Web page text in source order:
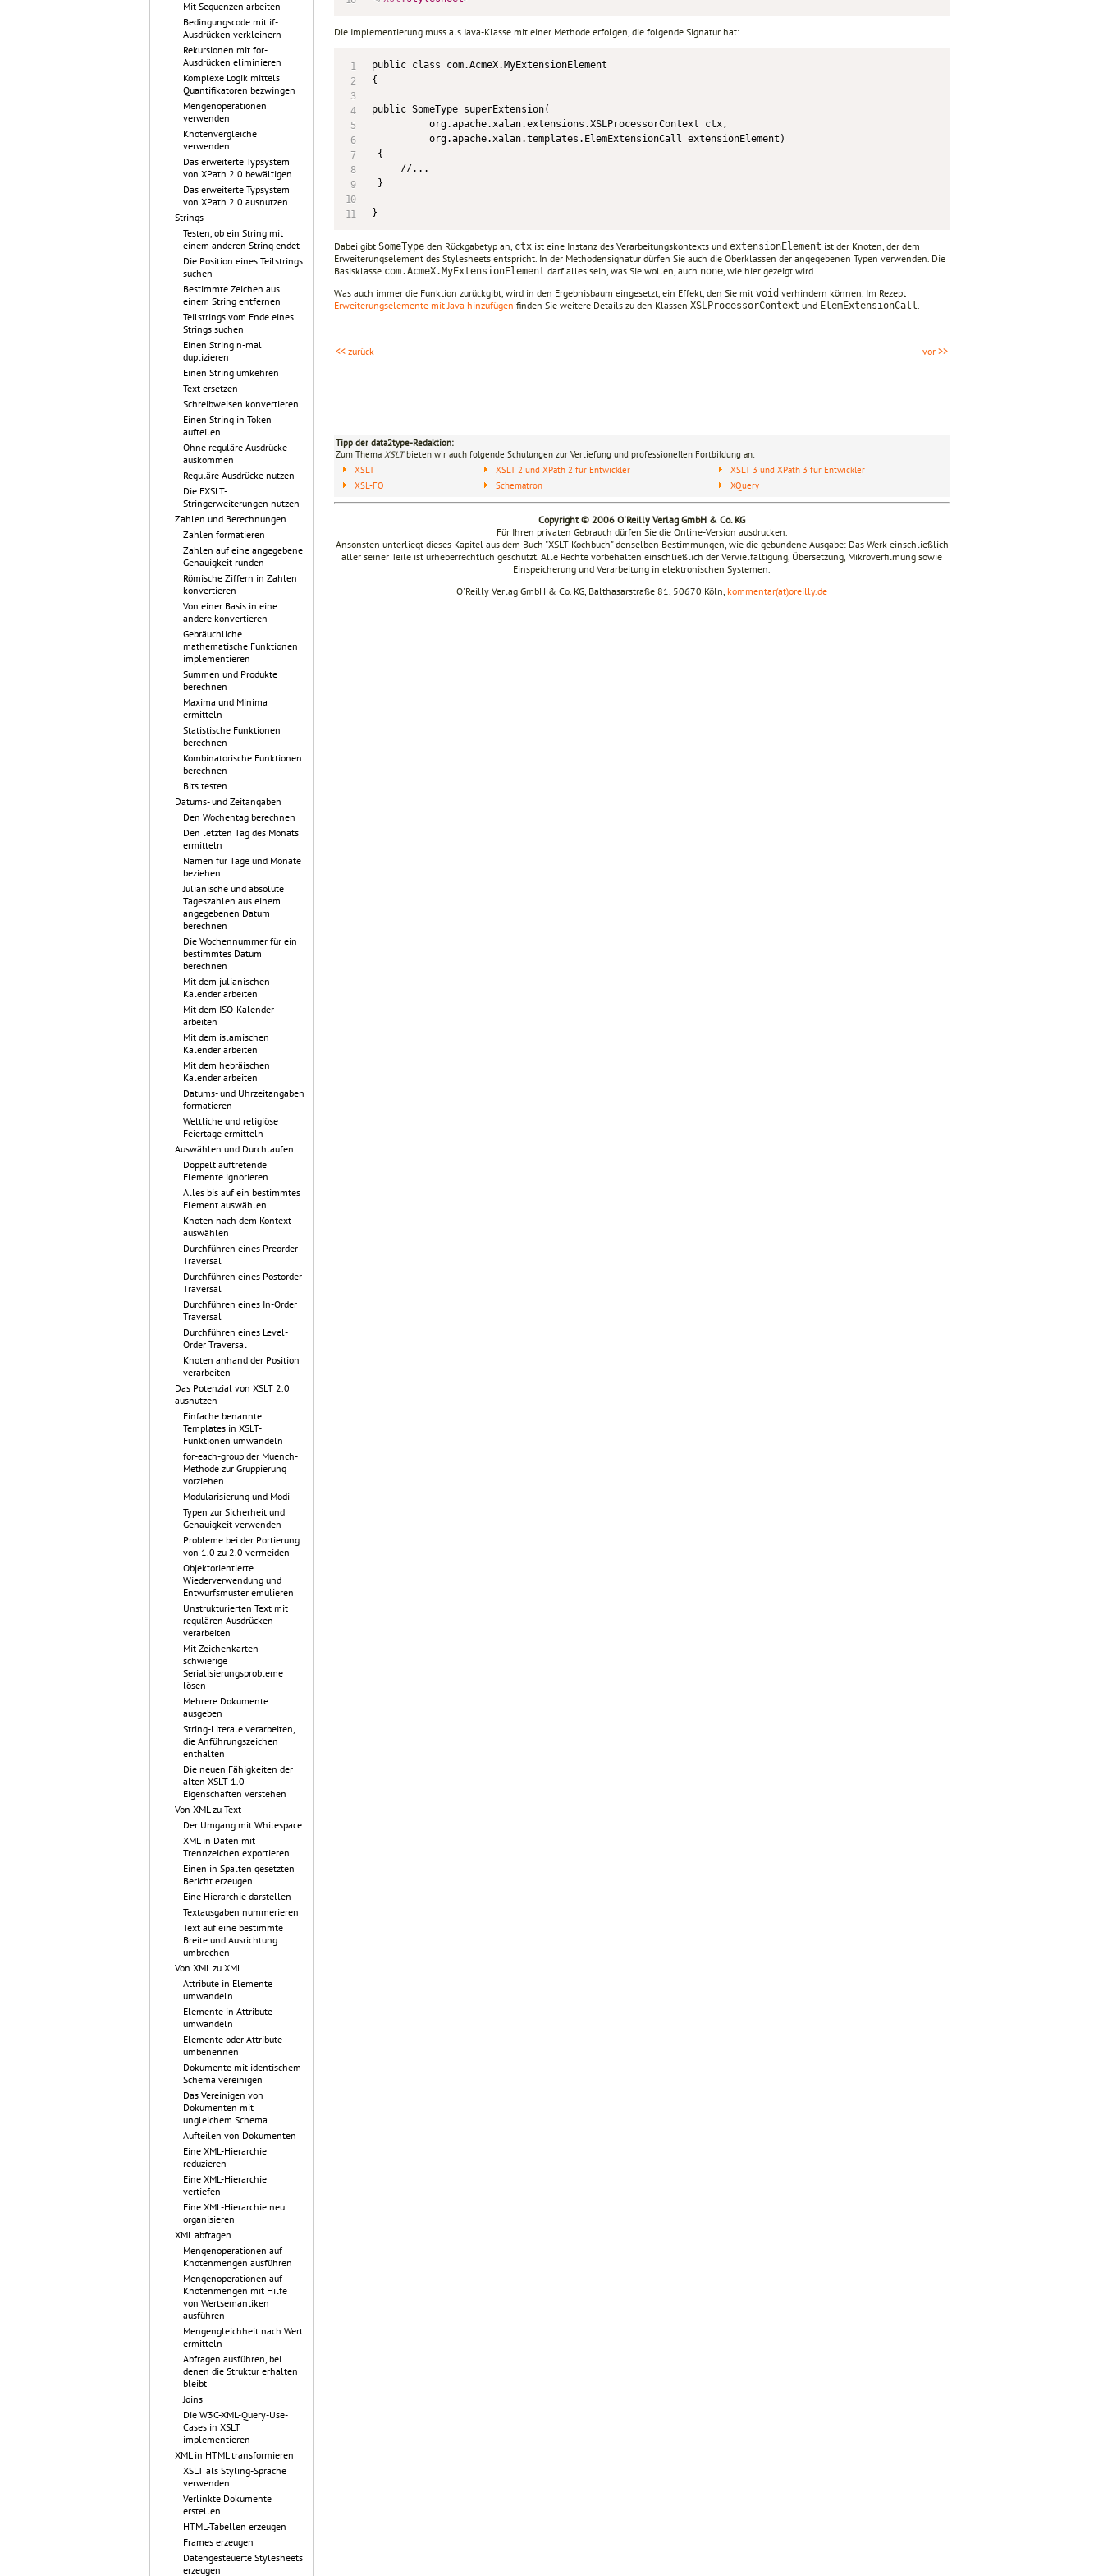
Mit Sequenzen arbeiten
Bedingungscode mit if-
Ausdrücken verkleinern
Rekursionen mit for-
Ausdrücken eliminieren
Komplexe Logik mittels
Quantifikatoren bezwingen
Mengenoperationen
verwenden
Knotenvergleiche
verwenden
Das erweiterte Typsystem
von XPath 2.0 bewältigen
Das erweiterte Typsystem
von XPath 2.0 ausnutzen
Strings
Testen, ob ein String mit
einem anderen String endet
Die Position eines Teilstrings
suchen
Bestimmte Zeichen aus
einem String entfernen
Teilstrings vom Ende eines
Strings suchen
Einen String n-mal
duplizieren
Einen String umkehren
Text ersetzen
Schreibweisen konvertieren
Einen String in Token
aufteilen
Ohne reguläre Ausdrücke
auskommen
Reguläre Ausdrücke nutzen
Die EXSLT-
Stringerweiterungen nutzen
Zahlen und Berechnungen
Zahlen formatieren
Zahlen auf eine angegebene
Genauigkeit runden
Römische Ziffern in Zahlen
konvertieren
Von einer Basis in eine
andere konvertieren
Gebräuchliche
mathematische Funktionen
implementieren
Summen und Produkte
berechnen
Maxima und Minima
ermitteln
Statistische Funktionen
berechnen
Kombinatorische Funktionen
berechnen
Bits testen
Datums- und Zeitangaben
Den Wochentag berechnen
Den letzten Tag des Monats
ermitteln
Namen für Tage und Monate
beziehen
Julianische und absolute
Tageszahlen aus einem
angegebenen Datum
berechnen
Die Wochennummer für ein
bestimmtes Datum
berechnen
Mit dem julianischen
Kalender arbeiten
Mit dem ISO-Kalender
arbeiten
Mit dem islamischen
Kalender arbeiten
Mit dem hebräischen
Kalender arbeiten
Datums- und Uhrzeitangaben
formatieren
Weltliche und religiöse
Feiertage ermitteln
Auswählen und Durchlaufen
Doppelt auftretende
Elemente ignorieren
Alles bis auf ein bestimmtes
Element auswählen
Knoten nach dem Kontext
auswählen
Durchführen eines Preorder
Traversal
Durchführen eines Postorder
Traversal
Durchführen eines In-Order
Traversal
Durchführen eines Level-
Order Traversal
Knoten anhand der Position
verarbeiten
Das Potenzial von XSLT 2.0
ausnutzen
Einfache benannte
Templates in XSLT-
Funktionen umwandeln
for-each-group der Muench-
Methode zur Gruppierung
vorziehen
Modularisierung und Modi
Typen zur Sicherheit und
Genauigkeit verwenden
Probleme bei der Portierung
von 1.0 zu 2.0 vermeiden
Objektorientierte
Wiederverwendung und
Entwurfsmuster emulieren
Unstrukturierten Text mit
regulären Ausdrücken
verarbeiten
Mit Zeichenkarten
schwierige
Serialisierungsprobleme
lösen
Mehrere Dokumente
ausgeben
String-Literale verarbeiten,
die Anführungszeichen
enthalten
Die neuen Fähigkeiten der
alten XSLT 1.0-
Eigenschaften verstehen
Von XML zu Text
Der Umgang mit Whitespace
XML in Daten mit
Trennzeichen exportieren
Einen in Spalten gesetzten
Bericht erzeugen
Eine Hierarchie darstellen
Textausgaben nummerieren
Text auf eine bestimmte
Breite und Ausrichtung
umbrechen
Von XML zu XML
Attribute in Elemente
umwandeln
Elemente in Attribute
umwandeln
Elemente oder Attribute
umbenennen
Dokumente mit identischem
Schema vereinigen
Das Vereinigen von
Dokumenten mit
ungleichem Schema
Aufteilen von Dokumenten
Eine XML-Hierarchie
reduzieren
Eine XML-Hierarchie
vertiefen
Eine XML-Hierarchie neu
organisieren
XML abfragen
Mengenoperationen auf
Knotenmengen ausführen
Mengenoperationen auf
Knotenmengen mit Hilfe
von Wertsemantiken
ausführen
Mengengleichheit nach Wert
ermitteln
Abfragen ausführen, bei
denen die Struktur erhalten
bleibt
Joins
Die W3C-XML-Query-Use-
Cases in XSLT
implementieren
XML in HTML transformieren
XSLT als Styling-Sprache
verwenden
Verlinkte Dokumente
erstellen
HTML-Tabellen erzeugen
Frames erzeugen
Datengesteuerte Stylesheets
erzeugen
Die Implementierung muss als Java-Klasse mit einer Methode erfolgen, die folgende Signatur hat:
public class com.AcmeX.MyExtensionElement
{
public SomeType superExtension(
          org.apache.xalan.extensions.XSLProcessorContext ctx,
          org.apache.xalan.templates.ElemExtensionCall extensionElement)
{
     //...
}
}
Dabei gibt SomeType den Rückgabetyp an, ctx ist eine Instanz des Verarbeitungskontexts und extensionElement ist der Knoten, der dem
Erweiterungselement des Stylesheets entspricht. In der Methodensignatur dürfen Sie auch die Oberklassen der angegebenen Typen verwenden. Die
Basisklasse com.AcmeX.MyExtensionElement darf alles sein, was Sie wollen, auch none , wie hier gezeigt wird.
Was auch immer die Funktion zurückgibt, wird in den Ergebnisbaum eingesetzt, ein Effekt, den Sie mit void verhindern können. Im Rezept
Erweiterungselemente mit Java hinzufügen finden Sie weitere Details zu den Klassen XSLProcessorContext und ElemExtensionCall
<< zurück vor >>
Tipp der data2type-Redaktion:
Zum Thema XSLTbieten wir auch folgende Schulungen zur Vertiefung und professionellen Fortbildung an:
XSLT
XSL-FO
XSLT 2 und XPath 2 für Entwickler
Schematron
XSLT 3 und XPath 3 für Entwickler
XQuery
Copyright © 2006 O'Reilly Verlag GmbH & Co. KG
Für Ihren privaten Gebrauch dürfen Sie die Online-Version ausdrucken.
Ansonsten unterliegt dieses Kapitel aus dem Buch "XSLT Kochbuch" denselben Bestimmungen, wie die gebundene Ausgabe: Das Werk einschließlich
aller seiner Teile ist urheberrechtlich geschützt. Alle Rechte vorbehalten einschließlich der Vervielfältigung, Übersetzung, Mikroverfilmung sowie
Einspeicherung und Verarbeitung in elektronischen Systemen.
O'Reilly Verlag GmbH & Co. KG, Balthasarstraße 81, 50670 Köln, kommentar(at)oreilly.de